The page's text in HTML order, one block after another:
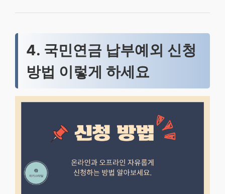
4. 국민연금 납부예외 신청
방법 이렇게 하세요